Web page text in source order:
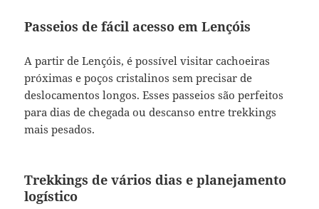
Passeios de fácil acesso em Lençóis
A partir de Lençóis, é possível visitar cachoeiras
próximas e poços cristalinos sem precisar de
deslocamentos longos. Esses passeios são perfeitos
para dias de chegada ou descanso entre trekkings
mais pesados.
Trekkings de vários dias e planejamento
logístico